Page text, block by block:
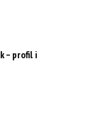
– profil i